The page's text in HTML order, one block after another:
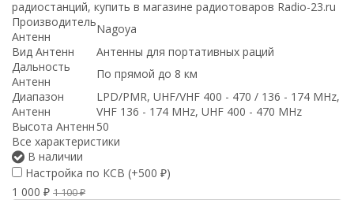
радиостанций, купить в магазине радиотоваров Radio-23.ru
Производитель
Антенн
Nagoya
Вид Антенн
Антенны для портативных раций
Дальность
Антенн
По прямой до 8 км
Диапазон
Антенн
LPD/PMR, UHF/VHF 400 - 470 / 136 - 174 MHz,
VHF 136 - 174 MHz, UHF 400 - 470 MHz
Высота Антенн 50
Все характеристики
В наличии
Настройка по КСВ (+500 ₽)
1 000 ₽ 1 100₽